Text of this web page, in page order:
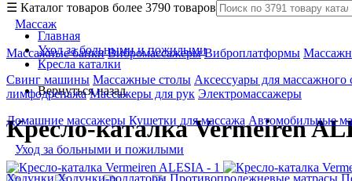
☰ Каталог товаров более 3790 товаров
Массаж
Массажные банки Вибромассажеры Виброплатформы
Свинг машины Массажные столы Аксессуары для массажного
лимфодренажа Массажеры для рук Электромассажеры
Домашние массажеры Кушетки для массажа Автомобильные
Уход за больными и пожилыми
ХодункиХодунки-роллаторы Противопролежневые матрасы
Главная
Уход за больными и пожилыми
Кресла каталки
Вернуться назад
Кресло-каталка Vermeiren